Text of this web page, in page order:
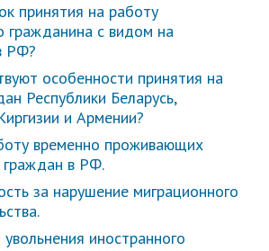
принятия на работу
гражданина с видом на
РФ?
особенности принятия на
Республики Беларусь,
и Армении?
временно проживающих
граждан в РФ.
за нарушение миграционного
иностранного